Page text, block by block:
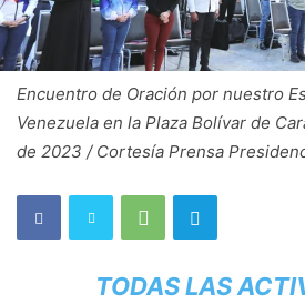
Encuentro de Oración por nuestro
Venezuela en la Plaza Bolívar de
de 2023 / Cortesía Prensa
TODAS LAS